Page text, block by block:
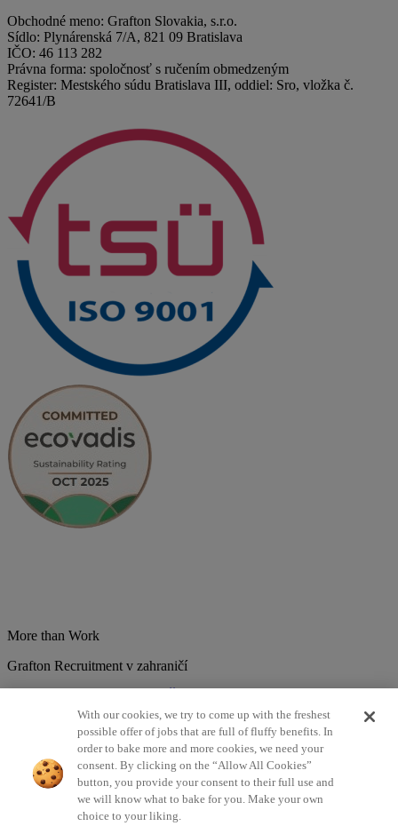
Obchodné meno: Grafton Slovakia, s.r.o.
Sídlo: Plynárenská 7/A, 821 09 Bratislava
IČO: 46 113 282
Právna forma: spoločnosť s ručením obmedzeným
Register: Mestského súdu Bratislava III, oddiel: Sro, vložka č.
72641/B
More than Work
Grafton Recruitment v zahraničí
Francúzsko Holandsko India Kolumbia Litva Lotyšsko
Mexiko Nemecko Nórsko Poľsko Portugalsko
Slovensko Španielsko Srbsko Švajčiarsko Taliansko
Turecko Veľká Británia
©2026 Všetky práva vyhradené Grafton Recruitment
Zásady spracovania osobných údajov
With our cookies, we try to come up with the freshest
possible offer of jobs that are full of fluffy benefits. In
order to bake more and more cookies, we need your
consent. By clicking on the “Allow All Cookies”
button, you provide your consent to their full use and
we will know what to bake for you. Make your own
choice to your liking.